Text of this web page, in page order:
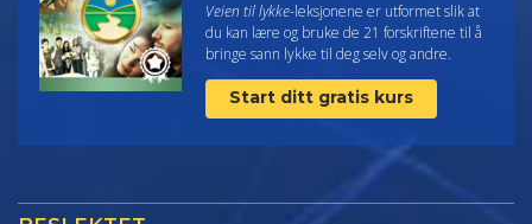
Veien til lykke-leksjonene er utformet slik at
du kan lære og bruke de 21 forskriftene til å
bringe sann lykke til deg selv og andre.
Start ditt gratis kurs